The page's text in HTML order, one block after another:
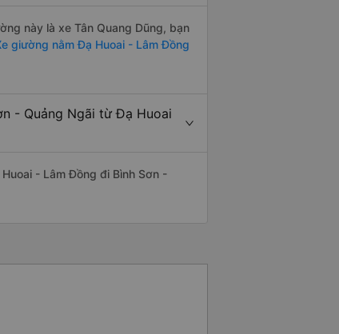
này là xe Tân Quang Dũng, bạn
giường nằm Đạ Huoai - Lâm Đồng
- Quảng Ngãi từ Đạ Huoai
- Lâm Đồng đi Bình Sơn -